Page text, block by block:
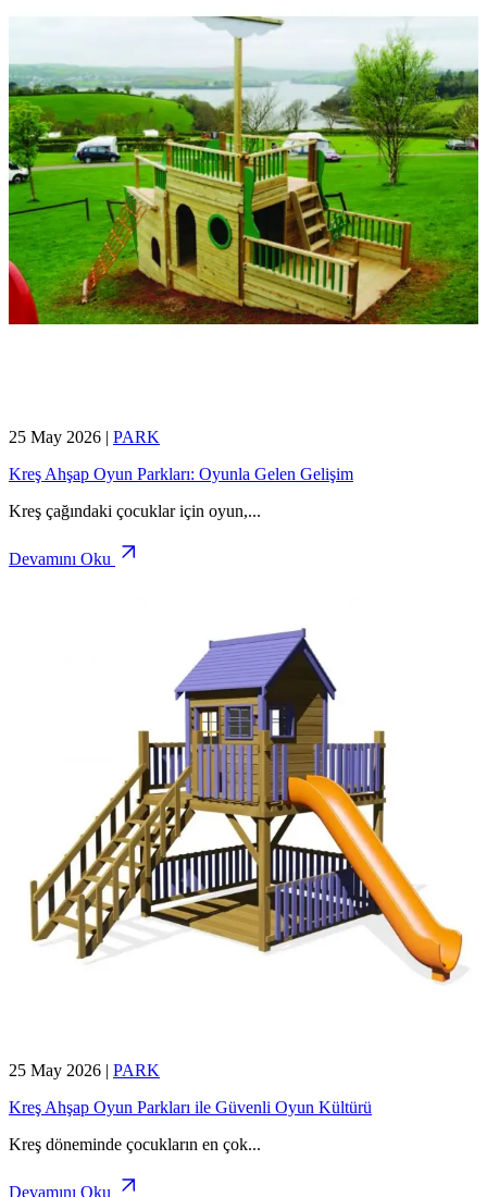
25 May 2026 | PARK
Kreş Ahşap Oyun Parkları: Oyunla Gelen Gelişim
Kreş çağındaki çocuklar için oyun,...
Devamını Oku
25 May 2026 | PARK
Kreş Ahşap Oyun Parkları ile Güvenli Oyun Kültürü
Kreş döneminde çocukların en çok...
Devamını Oku